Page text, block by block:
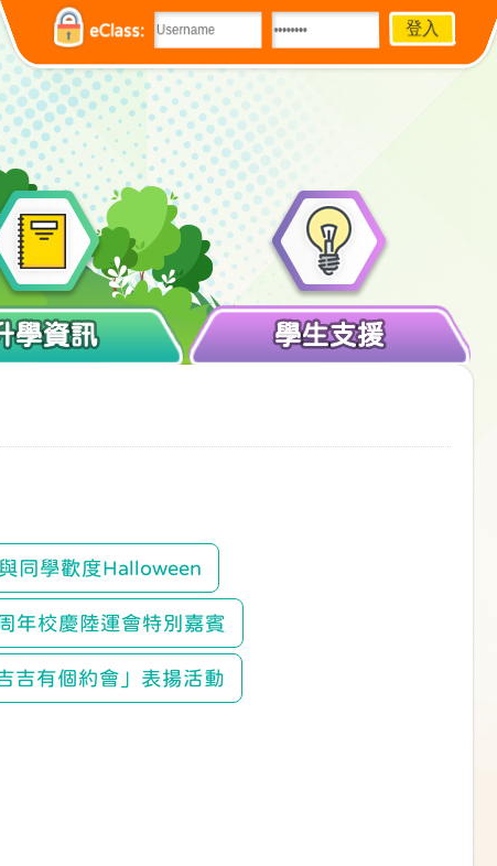
eClass:
學資訊 學生支援
同學歡度Halloween
年校慶陸運會特別嘉賓
吉有個約會」表揚活動